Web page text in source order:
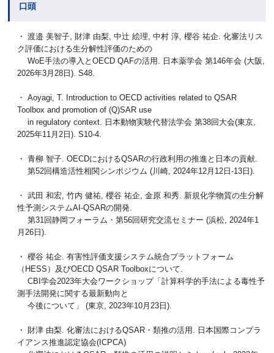
口頭
・ 渡邉 美智子, 財津 由梨, 中辻 絵理, 中村 淳, 櫻谷 祐企. 化審法リス
ク評価における生分解性評価のための
WoE手法の導入とOECD QAFの活用. 日本薬学会 第146年会 (大阪,
2026年3月28日). S48.
・ Aoyagi, T. Introduction to OECD activities related to QSAR
Toolbox and promotion of (Q)SAR use
in regulatory context. 日本動物実験代替法学会 第38回大会(東京,
2025年11月2日). S10-4.
・ 青柳 智子. OECDにおけるQSARの行政利用の推進と日本の貢献.
第52回構造活性相関シンポジウム (川崎, 2024年12月12日-13日).
・ 武田 和宏, 竹内 健祐, 櫻谷 祐企, 金原 和秀. 新規化学物質の生分解
性予測システムAI-QSARの開発.
第31回静岡フォーラム・第56回研究交流セミナー (浜松, 2024年1
月26日).
・ 櫻谷 祐企. 有害性評価支援システム統合プラットフォーム
（HESS）及びOECD QSAR Toolboxについて.
CBI学会2023年大会ワークショップ「計算科学的手法による毒性予
測手法開発に関する最新動向と
今後について」 (東京, 2023年10月23日).
・ 財津 由梨. 化審法におけるQSAR・類推の活用. 日本国際コンプラ
イアンス推進認定協会(ICPCA)